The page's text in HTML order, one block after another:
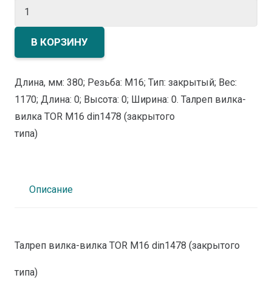
Количество
Талреп
вилка-
TOR
(закрытого
В КОРЗИНУ
Длина, мм: 380; Резьба: M16; Тип: закрытый; Вес:
1170; Длина: 0; Высота: 0; Ширина: 0. Талреп вилка-
вилка TOR М16 din1478 (закрытого
типа)
Описание
Талреп вилка-вилка TOR М16 din1478 (закрытого
типа)